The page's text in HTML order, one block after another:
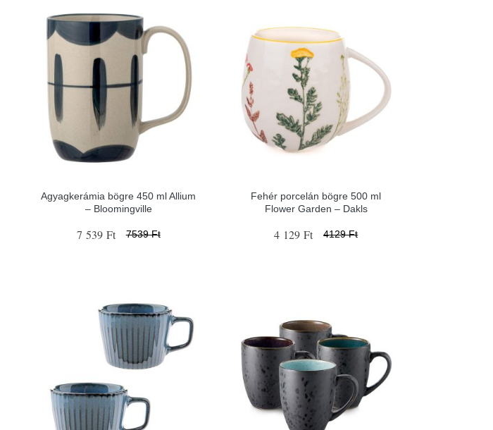
Agyagkerámia bögre 450 ml Allium
– Bloomingville
7 539 Ft 7539 Ft
Fehér porcelán bögre 500 ml
Flower Garden – Dakls
4 129 Ft 4129 Ft